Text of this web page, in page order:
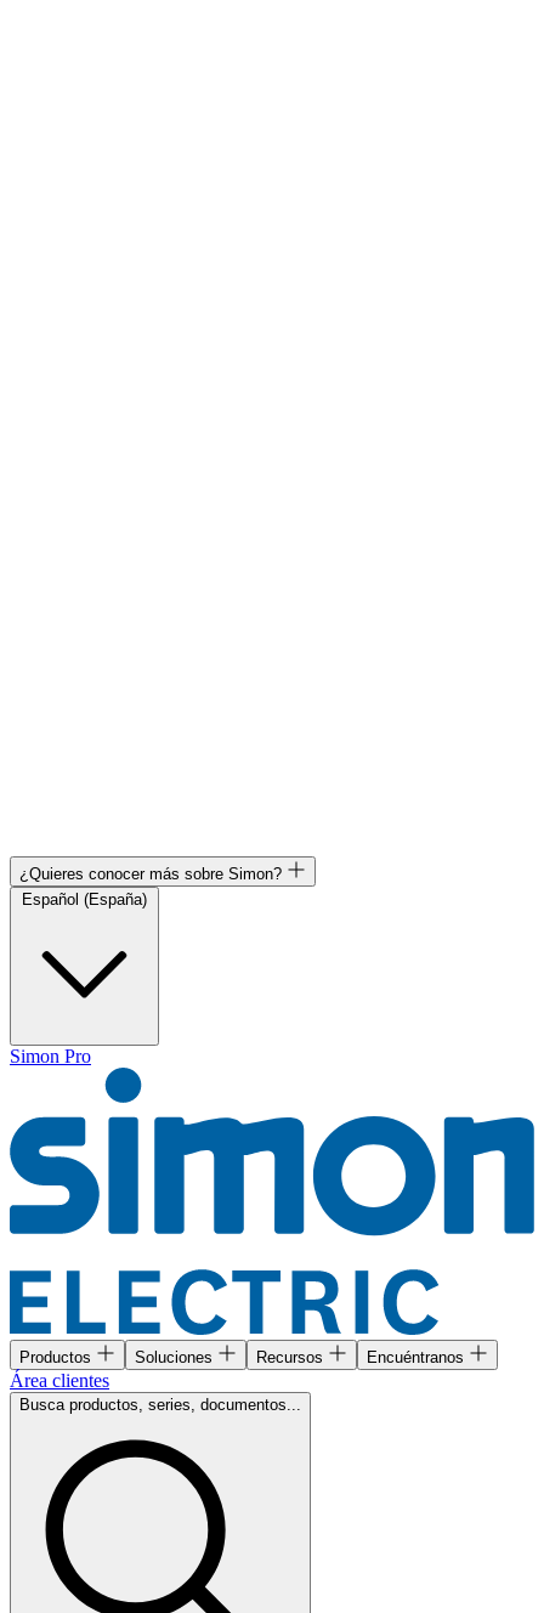
¿Quieres conocer más sobre Simon?
Simon Pro
Productos Soluciones Recursos Encuéntranos
Área clientes
Busca productos, series, documentos...